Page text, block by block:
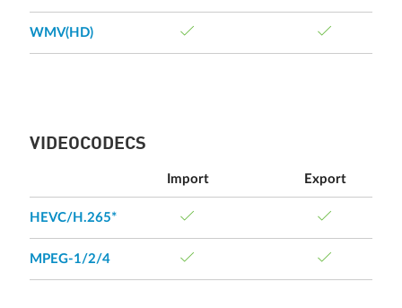
WMV(HD)
VIDEOCODECS
Import Export
HEVC/H.265*
MPEG-1/2/4